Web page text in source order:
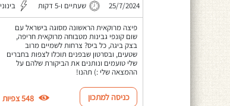
25/7/2024 שעתיים ו-5 דקות בינוני
פיצה מרוקאית הראשונה מסוגה בישראל עם
שום קונפי גבינות מטבוחה מרוקאית חריפה,
בצק ביגה, כל ביס? צרחות לשמיים מרוב
שטעים, ובסרטון שבפנים תוכלו לצפות בחברים
שלי טועמים ונותנים את הביקורת שלהם על
ההמצאה שלי :) תהנו!
כניסה למתכון 548 צפיות